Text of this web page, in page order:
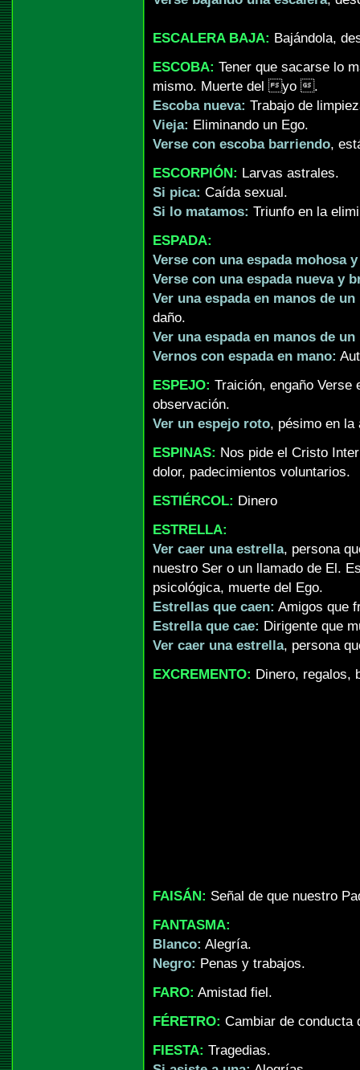
ESCALERA BAJA: Bajándola,
ESCOBA: Tener que sacarse lo
mismo. Muerte del yo .
Escoba nueva: Trabajo de
Vieja: Eliminando un Ego.
Verse con escoba barriendo,
ESCORPIÓN: Larvas astrales.
Si pica: Caída sexual.
Si lo matamos: Triunfo en la
ESPADA:
Verse con una espada mohosa
Verse con una espada nueva y
Ver una espada en manos de un
daño.
Ver una espada en manos de
Vernos con espada en mano:
ESPEJO: Traición, engaño Verse
observación.
Ver un espejo roto, pésimo en la
ESPINAS: Nos pide el Cristo
dolor, padecimientos voluntarios.
ESTIÉRCOL: Dinero
ESTRELLA:
Ver caer una estrella, persona
nuestro Ser o un llamado de El.
psicológica, muerte del Ego.
Estrellas que caen: Amigos que
Estrella que cae: Dirigente que
Ver caer una estrella, persona
EXCREMENTO: Dinero, regalos,
FAISÁN: Señal de que nuestro
FANTASMA:
Blanco: Alegría.
Negro: Penas y trabajos.
FARO: Amistad fiel.
FÉRETRO: Cambiar de conducta
FIESTA: Tragedias.